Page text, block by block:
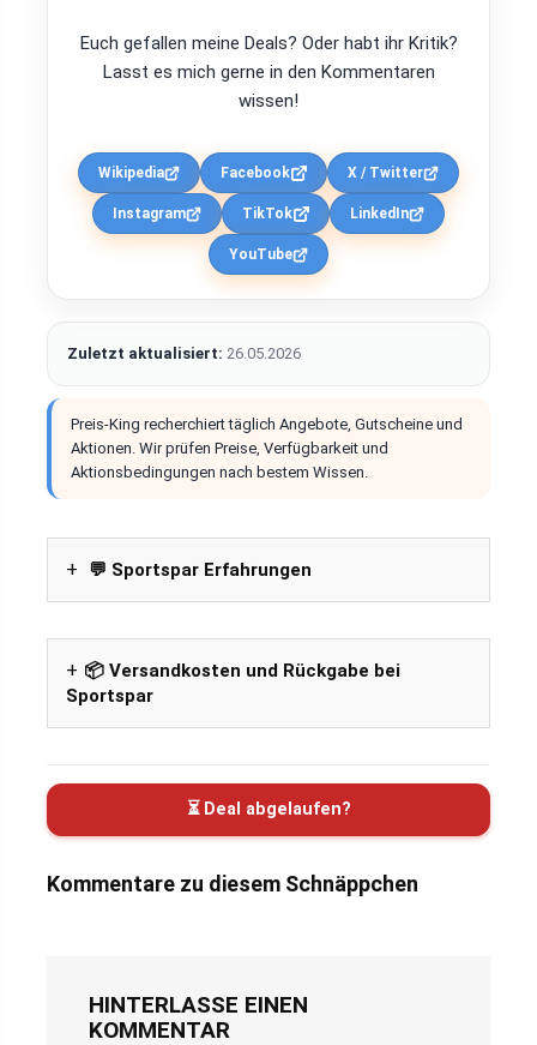
Euch gefallen meine Deals? Oder habt ihr Kritik?
Lasst es mich gerne in den Kommentaren
wissen!
Wikipedia Facebook X / Twitter
Instagram TikTok LinkedIn
YouTube
Zuletzt aktualisiert: 26.05.2026
Preis-King recherchiert täglich Angebote, Gutscheine und
Aktionen. Wir prüfen Preise, Verfügbarkeit und
Aktionsbedingungen nach bestem Wissen.
💬 Sportspar Erfahrungen
📦 Versandkosten und Rückgabe bei
Sportspar
⏳ Deal abgelaufen?
Kommentare zu diesem Schnäppchen
HINTERLASSE EINEN
KOMMENTAR